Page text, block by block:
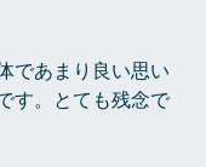
であまり良い思い
す。とても残念で